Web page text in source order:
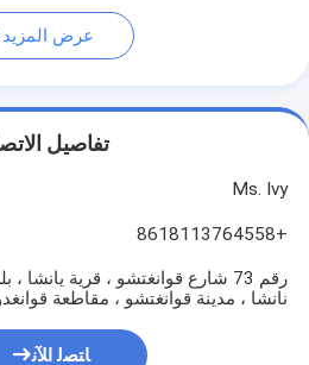
عرض المزيد
تفاصيل
Ms. Ivy
+8618113764558
رقم 73 شارع قوانغتشو ، قرية يانشا
نانشا ، مدينة قوانغتشو ، مقاطعة
ﺎﺘﺼﻟ ﺍﻶﻧ